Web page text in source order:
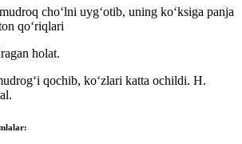
choʻlni uygʻotib, uning koʻksiga panja
qoʻriqlari
holat.
qochib, koʻzlari katta ochildi. H.